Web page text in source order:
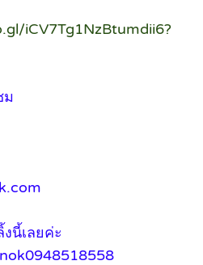
iCV7Tg1NzBtumdii6?
ม
นี้เลยค่ะ